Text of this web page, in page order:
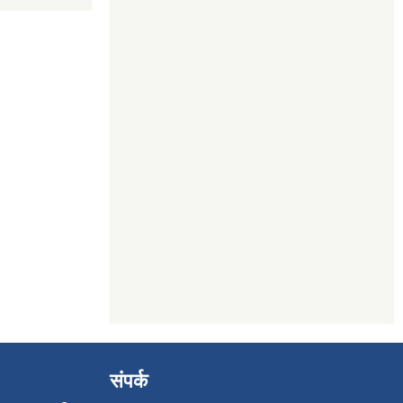
संपर्क